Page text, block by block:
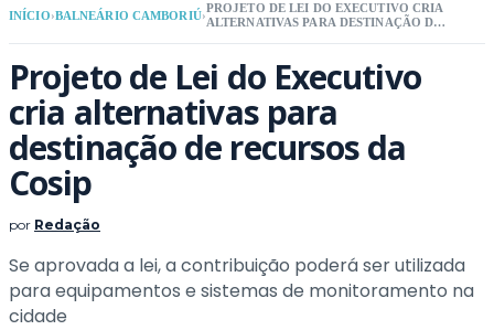
INÍCIO›BALNEÁRIO CAMBORIÚ›
PROJETO DE LEI DO EXECUTIVO CRIA
ALTERNATIVAS PARA DESTINAÇÃO DE
Projeto de Lei do Executivo
cria alternativas para
destinação de recursos da
Cosip
por Redação
Se aprovada a lei, a contribuição poderá ser utilizada
para equipamentos e sistemas de monitoramento na
cidade